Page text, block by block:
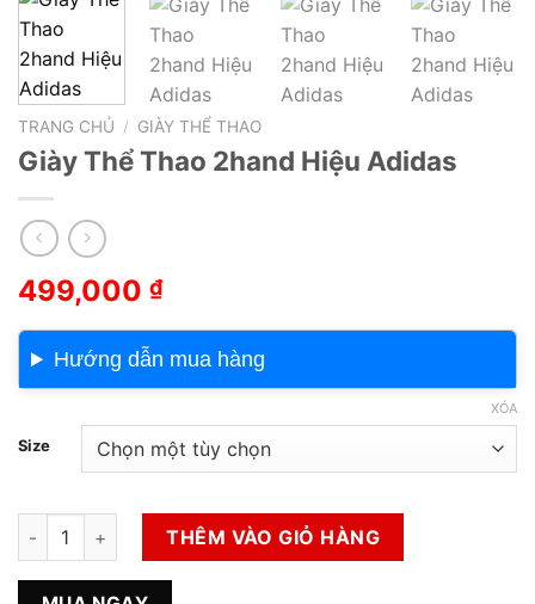
TRANG CHỦ / GIÀY THỂ THAO
Giày Thể Thao 2hand Hiệu Adidas
499,000 ₫
Hướng dẫn mua hàng
Size
XÓA
Giày Thể Thao 2hand Hiệu Adidas số lượng
THÊM VÀO GIỎ HÀNG